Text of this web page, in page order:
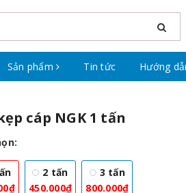
Sản phẩm Tin tức Hướng
cáp NGK 1 tấn
2 tấn
450.000₫
3 tấn
800.000₫